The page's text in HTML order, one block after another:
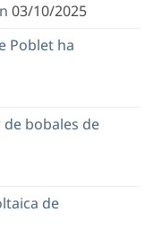
03/10/2025
Poblet ha
bobales de
de